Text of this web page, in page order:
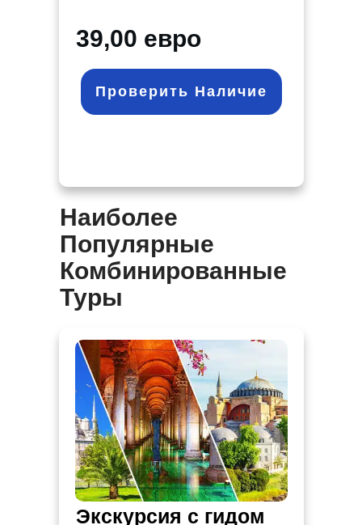
39,00 евро
Проверить Наличие
Наиболее
Популярные
Комбинированные
Туры
Экскурсия с гидом